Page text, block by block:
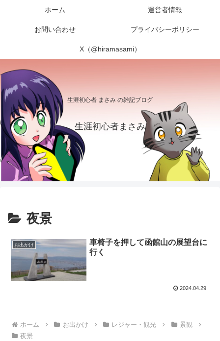
生涯初心者 まさみ の雑記ブログ
生涯初心者まさみ
ホーム 運営者情報
お問い合わせ プライバシーポリシー
X（@hiramasami）
夜景
お出かけ
車椅子を押して函館山の展望台に
行く
2024.04.29
ホーム お出かけ レジャー・観光
景観
夜景